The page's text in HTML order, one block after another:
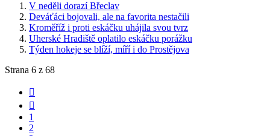
V neděli dorazí Břeclav
Deváťáci bojovali, ale na favorita nestačili
Kroměříž i proti eskáčku uhájila svou tvrz
Uherské Hradiště oplatilo eskáčku porážku
Týden hokeje se blíží, míří i do Prostějova
Strana 6 z 68
1
2